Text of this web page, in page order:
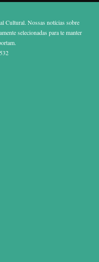
Cultural. Nossas notícias sobre
selecionadas para te manter